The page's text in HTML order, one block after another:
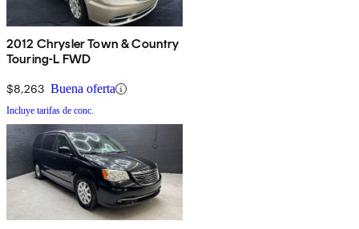
2012 Chrysler Town & Country
Touring-L FWD
$8,263 Buena oferta
Incluye tarifas de conc.